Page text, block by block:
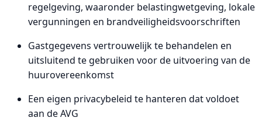
regelgeving, waaronder belastingwetgeving, lokale
vergunningen en brandveiligheidsvoorschriften
Gastgegevens vertrouwelijk te behandelen en
uitsluitend te gebruiken voor de uitvoering van de
huurovereenkomst
Een eigen privacybeleid te hanteren dat voldoet
aan de AVG